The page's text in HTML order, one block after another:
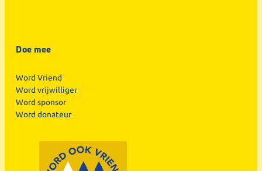
Doe mee
Word Vriend
Word vrijwilliger
Word sponsor
Word donateur